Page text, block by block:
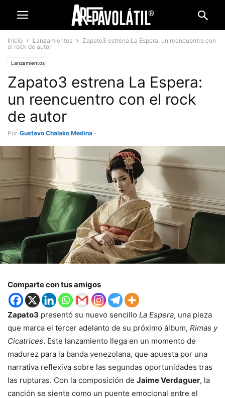
Inicio Lanzamientos
Zapato3 estrena La Espera: un reencuentro con
el rock de autor
Lanzamientos
Zapato3 estrena La Espera:
un reencuentro con el rock
de autor
Por Gustavo Chalako Medina -
Comparte con tus amigos
Zapato3 presentó su nuevo sencillo La Espera, una pieza
que marca el tercer adelanto de su próximo álbum, Rimas y
Cicatrices. Este lanzamiento llega en un momento de
madurez para la banda venezolana, que apuesta por una
narrativa reflexiva sobre las segundas oportunidades tras
las rupturas. Con la composición de Jaime Verdaguer, la
canción se siente como un puente emocional entre el